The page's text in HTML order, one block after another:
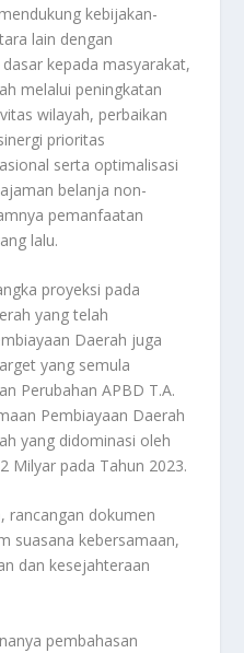
kebijakan-
lain dengan
kepada masyarakat,
melalui peningkatan
wilayah, perbaikan
prioritas
serta optimalisasi
belanja non-
pemanfaatan
lalu.
proyeksi pada
yang telah
Daerah juga
yang semula
Perubahan APBD T.A.
Pembiayaan Daerah
yang didominasi oleh
Milyar pada Tahun 2023.
rancangan dokumen
suasana kebersamaan,
dan kesejahteraan
pembahasan